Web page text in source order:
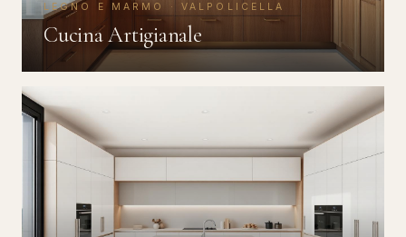
LEGNO E MARMO · VALPOLICELLA
Cucina Artigianale